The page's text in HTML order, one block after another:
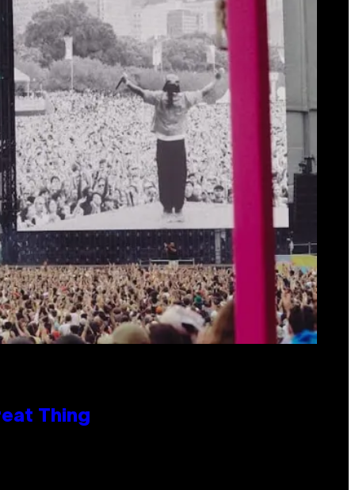
Thing